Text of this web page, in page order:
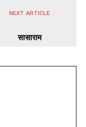
NEXT ARTICLE
सासाराम